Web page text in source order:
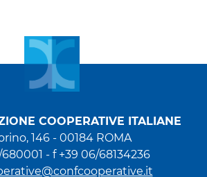
COOPERATIVE ITALIANE
146 - 00184 ROMA
- f +39 06/68134236